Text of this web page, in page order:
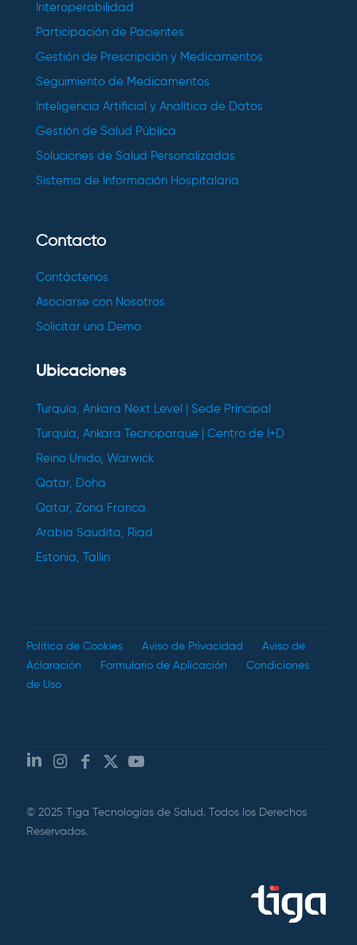
Interoperabilidad
Participación de Pacientes
Gestión de Prescripción y Medicamentos
Seguimiento de Medicamentos
Inteligencia Artificial y Analítica de Datos
Gestión de Salud Pública
Soluciones de Salud Personalizadas
Sistema de Información Hospitalaria
Contacto
Contáctenos
Asociarse con Nosotros
Solicitar una Demo
Ubicaciones
Turquía, Ankara Next Level | Sede Principal
Turquía, Ankara Tecnoparque | Centro de I+D
Reino Unido, Warwick
Qatar, Doha
Qatar, Zona Franca
Arabia Saudita, Riad
Estonia, Tallin
Política de Cookies Aviso de Privacidad
Aviso de
Aclaración
Formulario de Aplicación
Condiciones
de Uso
© 2025 Tiga Tecnologías de Salud. Todos los Derechos
Reservados.